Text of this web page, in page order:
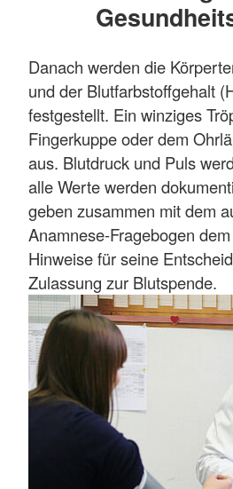
Danach werden die
und der Blutfarbstoffgehalt
festgestellt. Ein winziges
Fingerkuppe oder dem
aus. Blutdruck und Puls
alle Werte werden
geben zusammen mit dem
Anamnese-Fragebogen
Hinweise für seine
Zulassung zur Blutspende.